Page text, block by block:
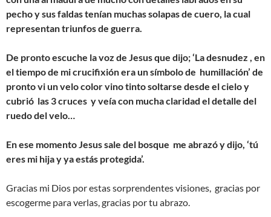
pecho y sus faldas tenían muchas solapas de cuero, la cual
representan triunfos de guerra.
De pronto escuche la voz de Jesus que dijo; ‘La desnudez , en
el tiempo de mi crucifixión era un símbolo de humillación’ de
pronto vi un velo color vino tinto soltarse desde el cielo y
cubrió las 3 cruces y veía con mucha claridad el detalle del
ruedo del velo…
En ese momento Jesus sale del bosque me abrazó y dijo, ‘tú
eres mi hija y ya estás protegida’.
Gracias mi Dios por estas sorprendentes visiones, gracias por
escogerme para verlas, gracias por tu abrazo.